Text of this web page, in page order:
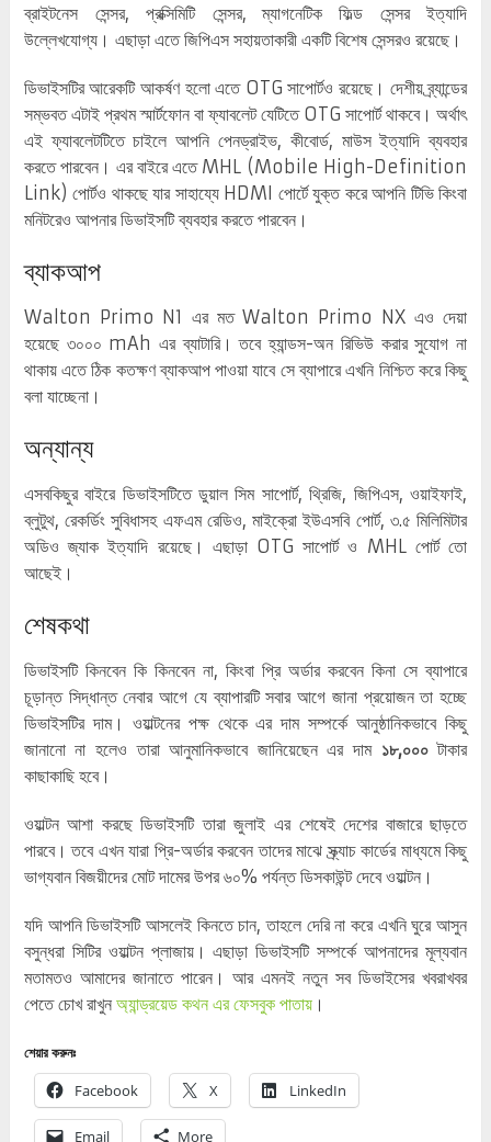
ব্রাইটনেস সেন্সর, প্রক্সিমিটি সেন্সর, ম্যাগনেটিক ফিল্ড সেন্সর ইত্যাদি
উল্লেখযোগ্য। এছাড়া এতে জিপিএস সহায়তাকারী একটি বিশেষ সেন্সরও রয়েছে।
ডিভাইসটির আরেকটি আকর্ষণ হলো এতে OTG সাপোর্টও রয়েছে। দেশীয় ব্র্যান্ডের
সম্ভবত এটাই প্রথম স্মার্টফোন বা ফ্যাবলেট যেটিতে OTG সাপোর্ট থাকবে। অর্থাৎ
এই ফ্যাবলেটটিতে চাইলে আপনি পেনড্রাইভ, কীবোর্ড, মাউস ইত্যাদি ব্যবহার
করতে পারবেন। এর বাইরে এতে MHL (Mobile High-Definition
Link) পোর্টও থাকছে যার সাহায্যে HDMI পোর্টে যুক্ত করে আপনি টিভি কিংবা
মনিটরেও আপনার ডিভাইসটি ব্যবহার করতে পারবেন।
ব্যাকআপ
Walton Primo N1 এর মত Walton Primo NX এও দেয়া
হয়েছে ৩০০০ mAh এর ব্যাটারি। তবে হ্যান্ডস-অন রিভিউ করার সুযোগ না
থাকায় এতে ঠিক কতক্ষণ ব্যাকআপ পাওয়া যাবে সে ব্যাপারে এখনি নিশ্চিত করে কিছু
বলা যাচ্ছেনা।
অন্যান্য
এসবকিছুর বাইরে ডিভাইসটিতে ডুয়াল সিম সাপোর্ট, থ্রিজি, জিপিএস, ওয়াইফাই,
ব্লুটুথ, রেকর্ডিং সুবিধাসহ এফএম রেডিও, মাইক্রো ইউএসবি পোর্ট, ৩.৫ মিলিমিটার
অডিও জ্যাক ইত্যাদি রয়েছে। এছাড়া OTG সাপোর্ট ও MHL পোর্ট তো
আছেই।
শেষকথা
ডিভাইসটি কিনবেন কি কিনবেন না, কিংবা প্রি অর্ডার করবেন কিনা সে ব্যাপারে
চূড়ান্ত সিদ্ধান্ত নেবার আগে যে ব্যাপারটি সবার আগে জানা প্রয়োজন তা হচ্ছে
ডিভাইসটির দাম। ওয়াল্টনের পক্ষ থেকে এর দাম সম্পর্কে আনুষ্ঠানিকভাবে কিছু
জানানো না হলেও তারা আনুমানিকভাবে জানিয়েছেন এর দাম ১৮,০০০টাকার
কাছাকাছি হবে।
ওয়াল্টন আশা করছে ডিভাইসটি তারা জুলাই এর শেষেই দেশের বাজারে ছাড়তে
পারবে। তবে এখন যারা প্রি-অর্ডার করবেন তাদের মাঝে স্ক্র্যাচ কার্ডের মাধ্যমে কিছু
ভাগ্যবান বিজয়ীদের মোট দামের উপর ৬০% পর্যন্ত ডিসকাউন্ট দেবে ওয়াল্টন।
যদি আপনি ডিভাইসটি আসলেই কিনতে চান, তাহলে দেরি না করে এখনি ঘুরে আসুন
বসুন্ধরা সিটির ওয়াল্টন প্লাজায়। এছাড়া ডিভাইসটি সম্পর্কে আপনাদের মূল্যবান
মতামতও আমাদের জানাতে পারেন। আর এমনই নতুন সব ডিভাইসের খবরাখবর
পেতে চোখ রাখুন অ্যান্ড্রয়েড কথন এর ফেসবুক পাতায়।
শেয়ার করুনঃ
Facebook X LinkedIn
Email More